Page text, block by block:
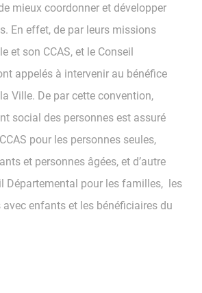
mieux coordonner et développer
En effet, de par leurs missions
et son CCAS, et le Conseil
appelés à intervenir au bénéfice
Ville. De par cette convention,
social des personnes est assuré
pour les personnes seules,
et personnes âgées, et d’autre
Départemental pour les familles, les
avec enfants et les bénéficiaires du